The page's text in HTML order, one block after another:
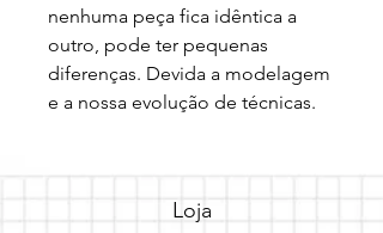
nenhuma peça fica idêntica a
outro, pode ter pequenas
diferenças. Devida a modelagem
e a nossa evolução de técnicas.
Loja